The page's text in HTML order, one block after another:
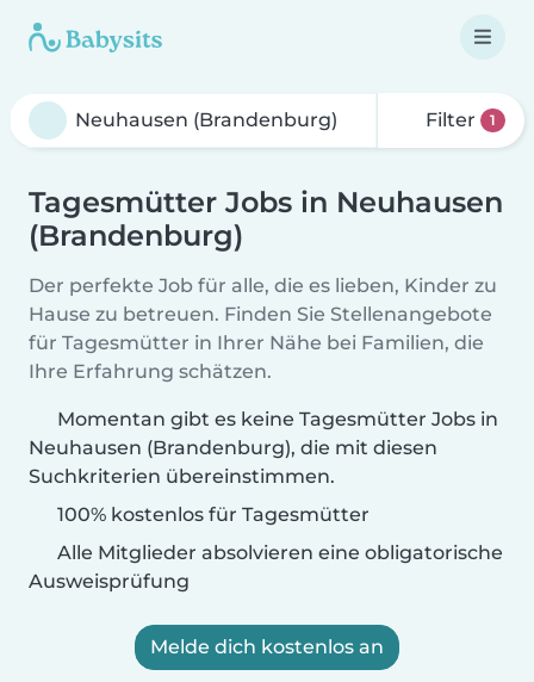
Filter 1
Tagesmütter Jobs in Neuhausen
(Brandenburg)
Der perfekte Job für alle, die es lieben, Kinder zu
Hause zu betreuen. Finden Sie Stellenangebote
für Tagesmütter in Ihrer Nähe bei Familien, die
Ihre Erfahrung schätzen.
Momentan gibt es keine Tagesmütter Jobs in
Neuhausen (Brandenburg), die mit diesen
Suchkriterien übereinstimmen.
100% kostenlos für Tagesmütter
Alle Mitglieder absolvieren eine obligatorische
Ausweisprüfung
Melde dich kostenlos an